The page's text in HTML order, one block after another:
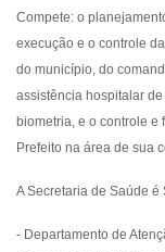
Compete: o
execução e o controle
do município, do
assistência hospitalar
biometria, e o controle e
Prefeito na área de sua
A Secretaria de Saúde é
- Departamento de